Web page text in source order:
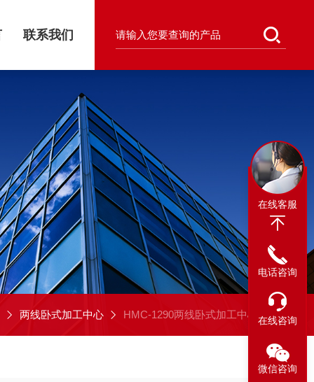
联系我们
两线卧式加工中心 HMC-1290两线卧式加工中心
在线客服
电话咨询
在线咨询
微信咨询